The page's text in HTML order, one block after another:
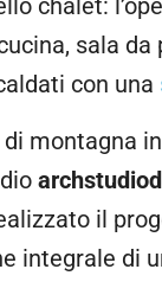
chalet:
sala da
con una
montagna
il
integrale di